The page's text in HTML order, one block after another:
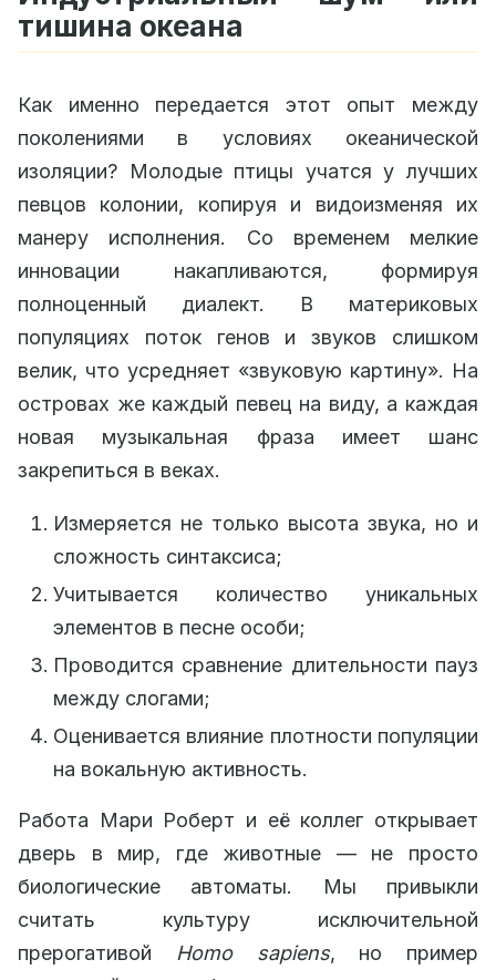
тишина океана
Как именно передается этот опыт между
поколениями в условиях океанической
изоляции? Молодые птицы учатся у лучших
певцов колонии, копируя и видоизменяя их
манеру исполнения. Со временем мелкие
инновации накапливаются, формируя
полноценный диалект. В материковых
популяциях поток генов и звуков слишком
велик, что усредняет «звуковую картину». На
островах же каждый певец на виду, а каждая
новая музыкальная фраза имеет шанс
закрепиться в веках.
Измеряется не только высота звука, но и
сложность синтаксиса;
Учитывается количество уникальных
элементов в песне особи;
Проводится сравнение длительности пауз
между слогами;
Оценивается влияние плотности популяции
на вокальную активность.
Работа Мари Роберт и её коллег открывает
дверь в мир, где животные — не просто
биологические автоматы. Мы привыкли
считать культуру исключительной
прерогативой
Homo sapiens, но пример